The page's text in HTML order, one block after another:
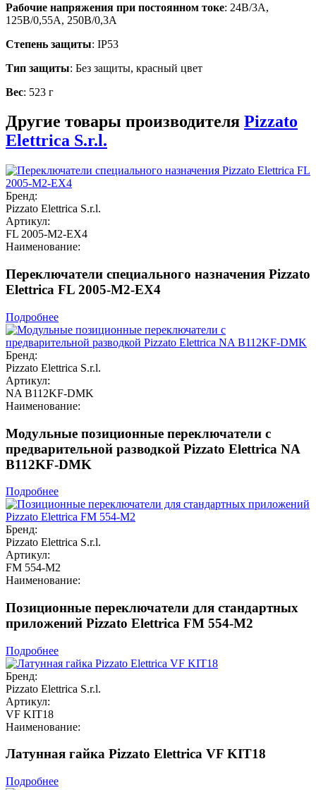
Рабочие напряжения при постоянном токе: 24В/3А,
125В/0,55А, 250В/0,3А
Степень защиты: IP53
Тип защиты: Без защиты, красный цвет
Вес: 523 г
Другие товары производителя Pizzato
Elettrica S.r.l.
Бренд:
Pizzato Elettrica S.r.l.
Артикул:
FL 2005-M2-EX4
Наименование:
Переключатели специального назначения Pizzato
Elettrica FL 2005-M2-EX4
Подробнее
Бренд:
Pizzato Elettrica S.r.l.
Артикул:
NA B112KF-DMK
Наименование:
Модульные позиционные переключатели с
предварительной разводкой Pizzato Elettrica NA
B112KF-DMK
Подробнее
Бренд:
Pizzato Elettrica S.r.l.
Артикул:
FM 554-M2
Наименование:
Позиционные переключатели для стандартных
приложений Pizzato Elettrica FM 554-M2
Подробнее
Бренд:
Pizzato Elettrica S.r.l.
Артикул:
VF KIT18
Наименование:
Латунная гайка Pizzato Elettrica VF KIT18
Подробнее